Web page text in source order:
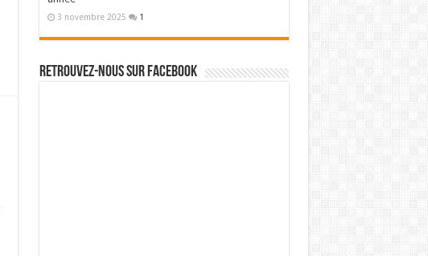
3 novembre 2025 1
Retrouvez-nous sur Facebook